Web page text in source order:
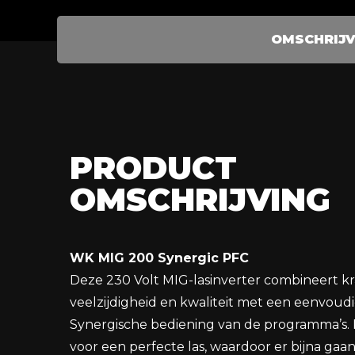
PRODUCT
OMSCHRIJVING
WK MIG 200 Synergic PFC
Deze 230 Volt MIG-lasinverter combineert
veelzijdigheid en kwaliteit met een
Synergische bediening van de
voor een perfecte las, waardoor er bijna gaan